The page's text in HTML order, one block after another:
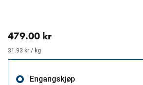
479.00 kr
31.93 kr / kg
Engangskjøp